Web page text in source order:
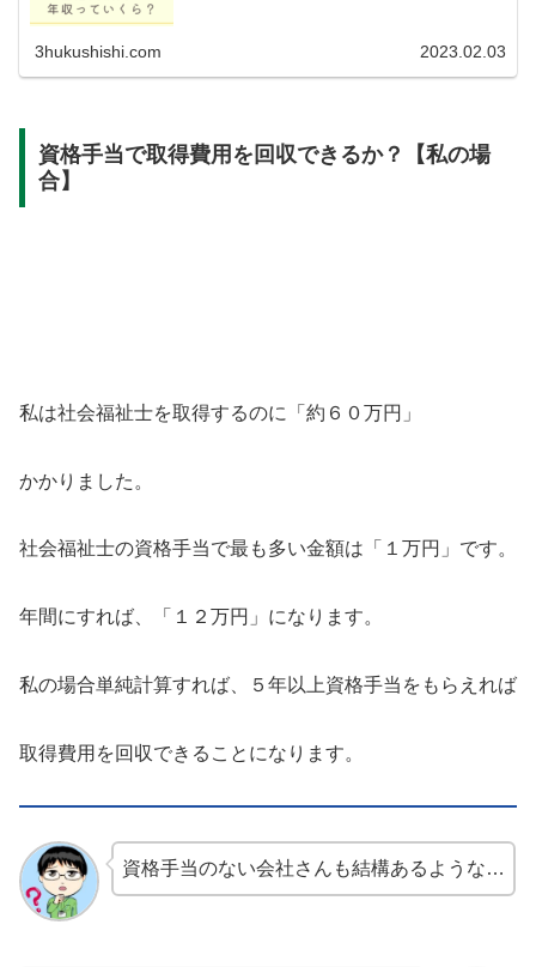
3hukushishi.com 2023.02.03
資格手当で取得費用を回収できるか？【私の場
合】
私は社会福祉士を取得するのに「約６０万円」
かかりました。
社会福祉士の資格手当で最も多い金額は「１万円」です。
年間にすれば、「１２万円」になります。
私の場合単純計算すれば、５年以上資格手当をもらえれば
取得費用を回収できることになります。
資格手当のない会社さんも結構あるような…